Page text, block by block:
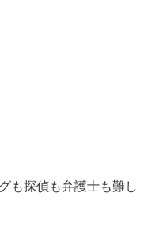
も探偵も弁護士も難し